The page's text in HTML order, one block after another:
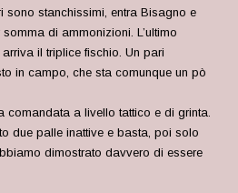
sono stanchissimi, entra Bisagno e
di ammonizioni. L’ultimo
il triplice fischio. Un pari
in campo, che sta comunque un pò
comandata a livello tattico e di grinta.
due palle inattive e basta, poi solo
dimostrato davvero di essere